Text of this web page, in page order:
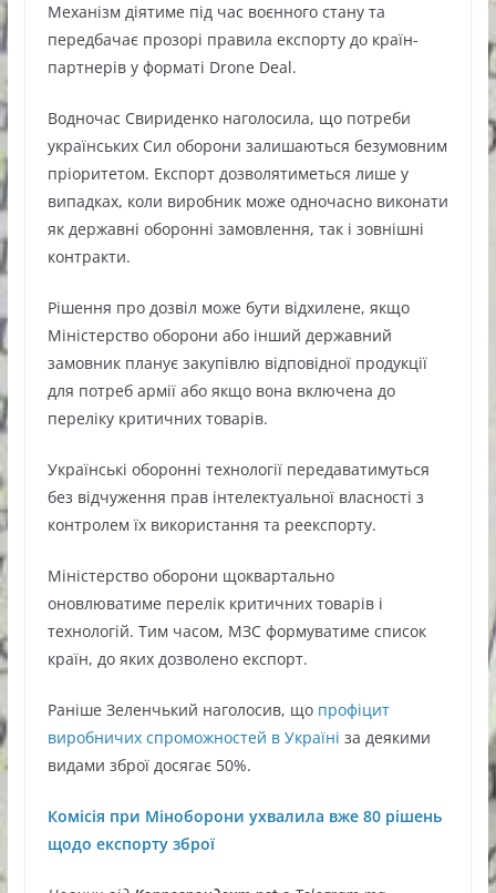
Механізм діятиме під час воєнного стану та
передбачає прозорі правила експорту до країн-
партнерів у форматі Drone Deal.
Водночас Свириденко наголосила, що потреби
українських Сил оборони залишаються безумовним
пріоритетом. Експорт дозволятиметься лише у
випадках, коли виробник може одночасно виконати
як державні оборонні замовлення, так і зовнішні
контракти.
Рішення про дозвіл може бути відхилене, якщо
Міністерство оборони або інший державний
замовник планує закупівлю відповідної продукції
для потреб армії або якщо вона включена до
переліку критичних товарів.
Українські оборонні технології передаватимуться
без відчуження прав інтелектуальної власності з
контролем їх використання та реекспорту.
Міністерство оборони щоквартально
оновлюватиме перелік критичних товарів і
технологій. Тим часом, МЗС формуватиме список
країн, до яких дозволено експорт.
Раніше Зеленчький наголосив, що профіцит
виробничих спроможностей в Україні за деякими
видами зброї досягає 50%.
Комісія при Міноборони ухвалила вже 80 рішень
щодо експорту зброї